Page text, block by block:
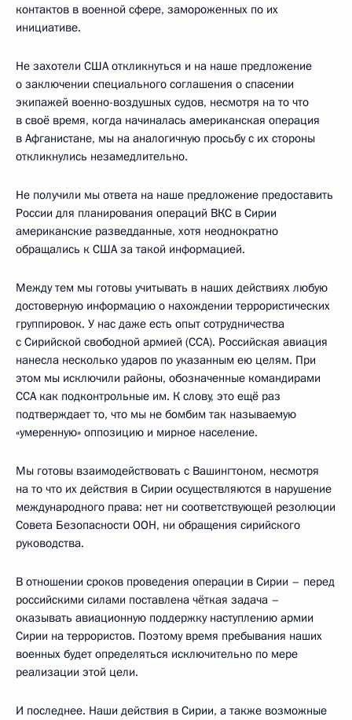
контактов в военной сфере, замороженных по их
инициативе.
Не захотели США откликнуться и на наше предложение
о заключении специального соглашения о спасении
экипажей военно-воздушных судов, несмотря на то что
в своё время, когда начиналась американская операция
в Афганистане, мы на аналогичную просьбу с их стороны
откликнулись незамедлительно.
Не получили мы ответа на наше предложение предоставить
России для планирования операций ВКС в Сирии
американские разведданные, хотя неоднократно
обращались к США за такой информацией.
Между тем мы готовы учитывать в наших действиях любую
достоверную информацию о нахождении террористических
группировок. У нас даже есть опыт сотрудничества
с Сирийской свободной армией (ССА). Российская авиация
нанесла несколько ударов по указанным ею целям. При
этом мы исключили районы, обозначенные командирами
ССА как подконтрольные им. К слову, это ещё раз
подтверждает то, что мы не бомбим так называемую
«умеренную» оппозицию и мирное население.
Мы готовы взаимодействовать с Вашингтоном, несмотря
на то что их действия в Сирии осуществляются в нарушение
международного права: нет ни соответствующей резолюции
Совета Безопасности ООН, ни обращения сирийского
руководства.
В отношении сроков проведения операции в Сирии – перед
российскими силами поставлена чёткая задача –
оказывать авиационную поддержку наступлению армии
Сирии на террористов. Поэтому время пребывания наших
военных будет определяться исключительно по мере
реализации этой цели.
И последнее. Наши действия в Сирии, а также возможные